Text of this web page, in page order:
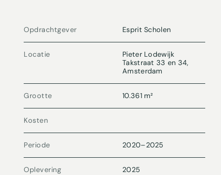
Opdrachtgever Esprit Scholen
Locatie
Pieter Lodewijk
Takstraat 33 en 34,
Amsterdam
Grootte 10.361 m²
Kosten
Periode 2020–2025
Oplevering 2025